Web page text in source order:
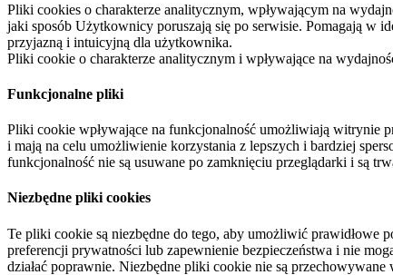
Pliki cookies o charakterze analitycznym, wpływającym na
jaki sposób Użytkownicy poruszają się po serwisie. Pomagają w
przyjazną i intuicyjną dla użytkownika.
Pliki cookie o charakterze analitycznym i wpływające na
Funkcjonalne pliki
Pliki cookie wpływające na funkcjonalność umożliwiają witrynie
i mają na celu umożliwienie korzystania z lepszych i bardziej
funkcjonalność nie są usuwane po zamknięciu przeglądarki i są
Niezbędne pliki cookies
Te pliki cookie są niezbędne do tego, aby umożliwić prawidłowe
preferencji prywatności lub zapewnienie bezpieczeństwa i nie
działać poprawnie. Niezbędne pliki cookie nie są